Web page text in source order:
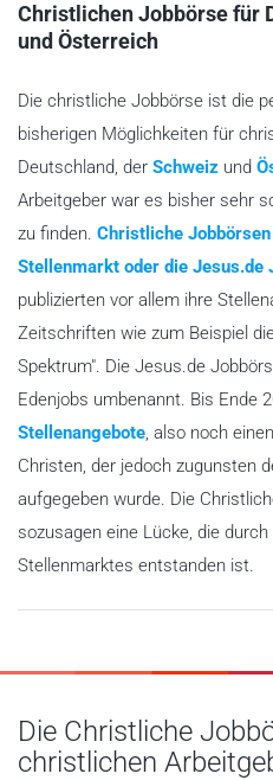
Christlichen Jobbörse für
und Österreich
Die christliche Jobbörse ist die
bisherigen Möglichkeiten für
Deutschland, der Schweiz und
Arbeitgeber war es bisher sehr
zu finden. Christliche Jobbörsen
Stellenmarkt oder die Jesus.de
publizierten vor allem ihre
Zeitschriften wie zum Beispiel
Spektrum". Die Jesus.de
Edenjobs umbenannt. Bis Ende
Stellenangebote , also noch
Christen, der jedoch zugunsten
aufgegeben wurde. Die
sozusagen eine Lücke, die
Stellenmarktes entstanden ist.
Die Christliche
christlichen